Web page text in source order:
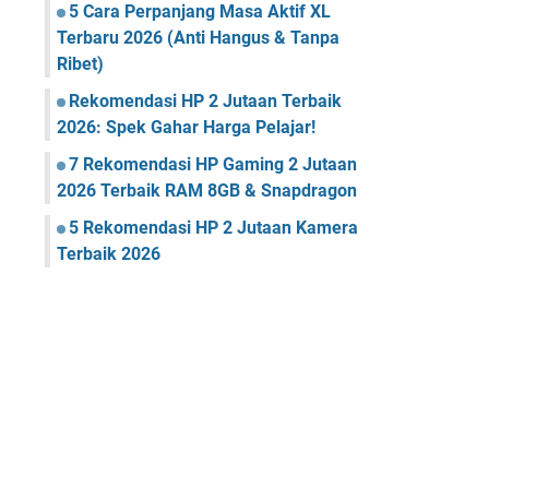
5 Cara Perpanjang Masa Aktif XL
Terbaru 2026 (Anti Hangus & Tanpa
Ribet)
Rekomendasi HP 2 Jutaan Terbaik
2026: Spek Gahar Harga Pelajar!
7 Rekomendasi HP Gaming 2 Jutaan
2026 Terbaik RAM 8GB & Snapdragon
5 Rekomendasi HP 2 Jutaan Kamera
Terbaik 2026